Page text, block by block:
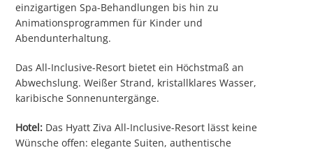
einzigartigen Spa-Behandlungen bis hin zu
Animationsprogrammen für Kinder und
Abendunterhaltung.
Das All-Inclusive-Resort bietet ein Höchstmaß an
Abwechslung. Weißer Strand, kristallklares Wasser,
karibische Sonnenuntergänge.
Hotel: Das Hyatt Ziva All-Inclusive-Resort lässt keine
Wünsche offen: elegante Suiten, authentische